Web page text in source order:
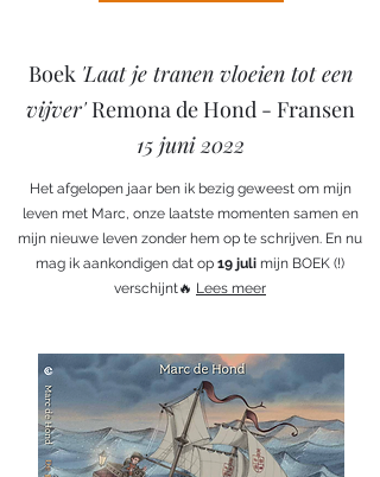
Boek 'Laat je tranen vloeien tot een
vijver'Remona de Hond - Fransen
15 juni 2022
Het afgelopen jaar ben ik bezig geweest om mijn
leven met Marc, onze laatste momenten samen en
mijn nieuwe leven zonder hem op te schrijven. En nu
mag ik aankondigen dat op 19 juli mijn BOEK (!)
verschijnt🔥 Lees meer